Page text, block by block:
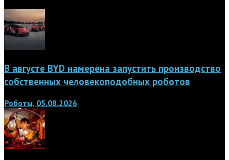
В августе BYD намерена запустить производство
собственных человекоподобных роботов
Роботы, 05.08.2026